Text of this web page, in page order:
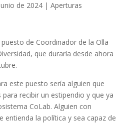
de 2024| Aperturas
de Coordinador de la Olla
que duraría desde ahora
este puesto sería alguien que
recibir un estipendio y que ya
CoLab. Alguien con
entienda la política y sea capaz de